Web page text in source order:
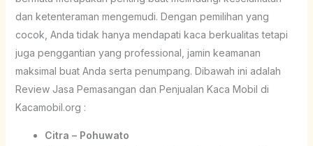
dan ketenteraman mengemudi. Dengan pemilihan yang
cocok, Anda tidak hanya mendapati kaca berkualitas tetapi
juga penggantian yang professional, jamin keamanan
maksimal buat Anda serta penumpang. Dibawah ini adalah
Review Jasa Pemasangan dan Penjualan Kaca Mobil di
Kacamobil.org :
Citra – Pohuwato